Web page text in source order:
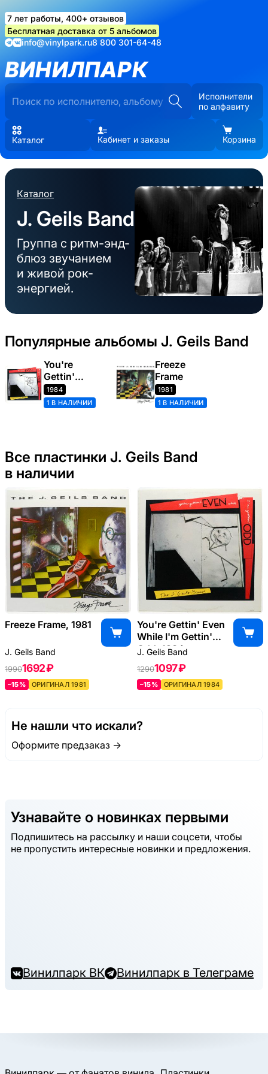
7 лет работы, 400+ отзывов
Бесплатная доставка от 5 альбомов
info@vinylpark.ru8 800 301-64-48
ВИНИЛПАРК
Исполнители
по алфавиту
Каталог Кабинет и заказы Корзина
Каталог
J. Geils Band
Группа с ритм-энд-
блюз звучанием
и живой рок-
энергией.
Популярные альбомы J. Geils Band
You're
Gettin'
Even While
I'm Gettin'
1984
1 В НАЛИЧИИ
Freeze
Frame
1981
1 В НАЛИЧИИ
Все пластинки J. Geils Band
в наличии
Freeze Frame, 1981
J. Geils Band
19901692 ₽
–15% ОРИГИНАЛ 1981
You're Gettin' Even
While I'm Gettin'
Odd, 1984
J. Geils Band
12901097 ₽
–15% ОРИГИНАЛ 1984
Не нашли что искали?
Оформите предзаказ →
Узнавайте о новинках первыми
Подпишитесь на рассылку и наши соцсети, чтобы
не пропустить интересные новинки и предложения.
Винилпарк ВК Винилпарк в Телеграме